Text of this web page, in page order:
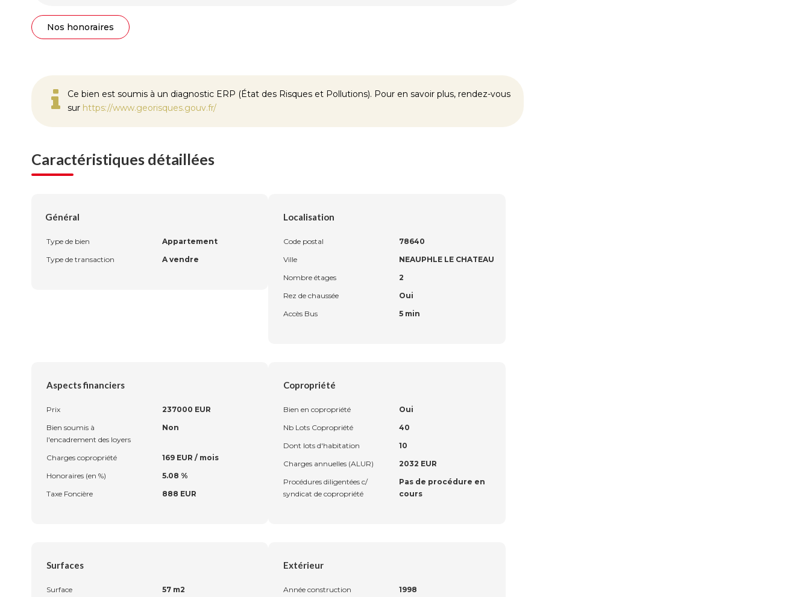
Nos honoraires
Ce bien est soumis à un diagnostic ERP (État des Risques et Pollutions). Pour en savoir plus, rendez-vous
sur https://www.georisques.gouv.fr/
Caractéristiques détaillées
Général
Type de bien
Appartement
Type de transaction
A vendre
Localisation
Code postal
78640
Ville
NEAUPHLE LE CHATEAU
Nombre étages
2
Rez de chaussée
Oui
Accès Bus
5 min
Aspects financiers
Prix
237000 EUR
Bien soumis à
l'encadrement des loyers
Non
Charges copropriété
169 EUR / mois
Honoraires (en %)
5.08 %
Taxe Foncière
888 EUR
Copropriété
Bien en copropriété
Oui
Nb Lots Copropriété
40
Dont lots d'habitation
10
Charges annuelles (ALUR)
2032 EUR
Procédures diligentées c/
syndicat de copropriété
Pas de procédure en
cours
Surfaces
Surface
57 m2
Extérieur
Année construction
1998